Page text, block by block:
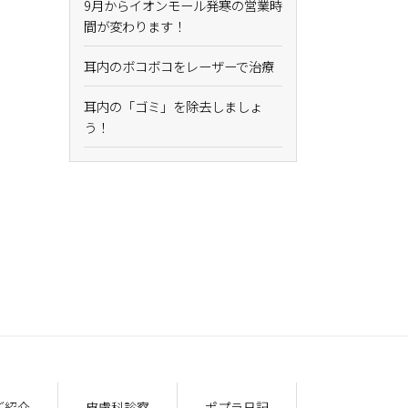
9月からイオンモール発寒の営業時
間が変わります！
耳内のボコボコをレーザーで治療
耳内の「ゴミ」を除去しましょ
う！